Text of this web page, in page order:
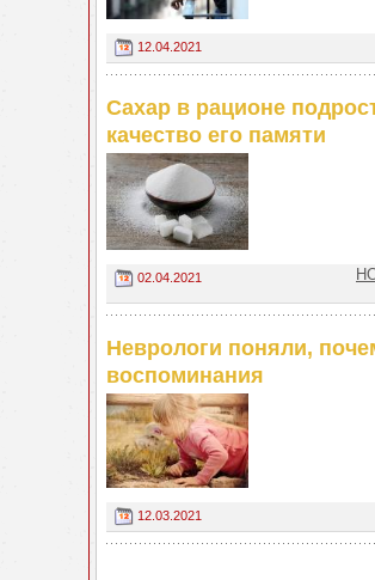
12.04.2021
Сахар в рационе
качество его памяти
02.04.2021
Неврологи поняли,
воспоминания
12.03.2021